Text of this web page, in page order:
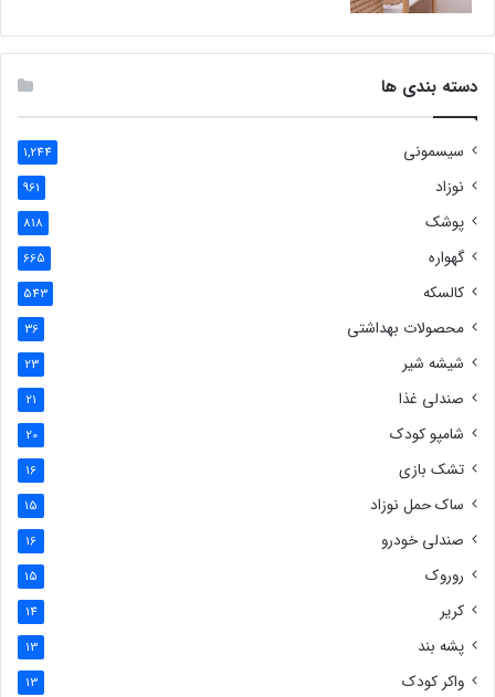
دسته بندی ها
سیسمونی 1,244
نوزاد 961
پوشک 818
گهواره 665
کالسکه 543
محصولات بهداشتی 36
شیشه شیر 23
صندلی غذا 21
شامپو کودک 20
تشک بازی 16
ساک حمل نوزاد 15
صندلی خودرو 16
روروک 15
کریر 14
پشه بند 13
واکر کودک 13